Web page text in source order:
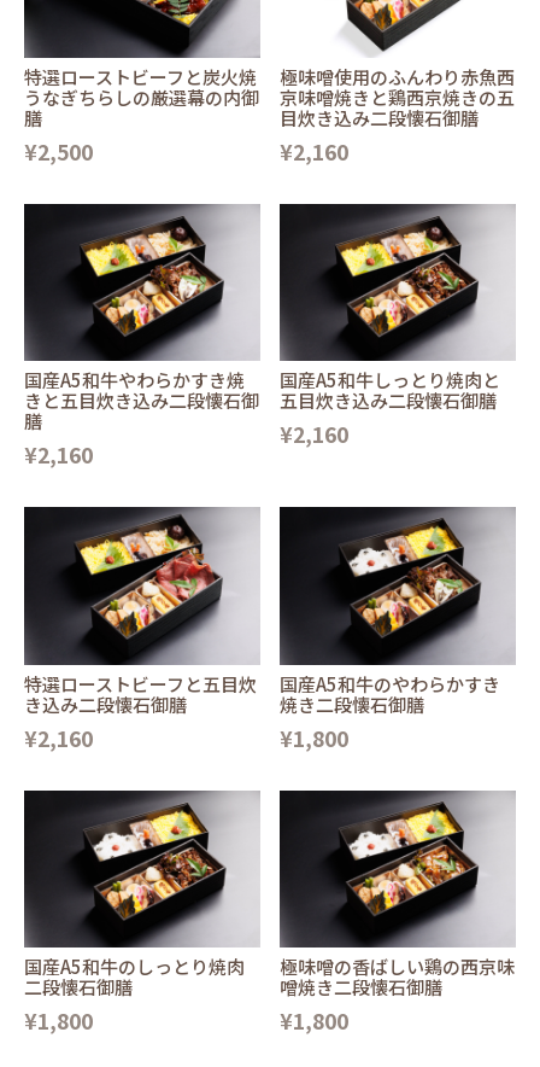
特選ローストビーフと炭火焼
うなぎちらしの厳選幕の内御
膳
¥2,500
極味噌使用のふんわり赤魚西
京味噌焼きと鶏西京焼きの五
目炊き込み二段懐石御膳
¥2,160
国産A5和牛やわらかすき焼
きと五目炊き込み二段懐石御
膳
¥2,160
国産A5和牛しっとり焼肉と
五目炊き込み二段懐石御膳
¥2,160
特選ローストビーフと五目炊
き込み二段懐石御膳
¥2,160
国産A5和牛のやわらかすき
焼き二段懐石御膳
¥1,800
国産A5和牛のしっとり焼肉
二段懐石御膳
¥1,800
極味噌の香ばしい鶏の西京味
噌焼き二段懐石御膳
¥1,800